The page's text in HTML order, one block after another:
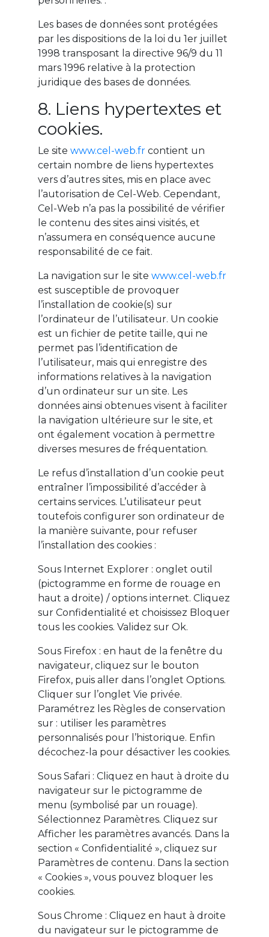
Les bases de données sont protégées
par les dispositions de la loi du 1er juillet
1998 transposant la directive 96/9 du 11
mars 1996 relative à la protection
juridique des bases de données.
8. Liens hypertextes et
cookies.
Le site www.cel-web.fr contient un
certain nombre de liens hypertextes
vers d’autres sites, mis en place avec
l’autorisation de Cel-Web. Cependant,
Cel-Web n’a pas la possibilité de vérifier
le contenu des sites ainsi visités, et
n’assumera en conséquence aucune
responsabilité de ce fait.
La navigation sur le site www.cel-web.fr
est susceptible de provoquer
l’installation de cookie(s) sur
l’ordinateur de l’utilisateur. Un cookie
est un fichier de petite taille, qui ne
permet pas l’identification de
l’utilisateur, mais qui enregistre des
informations relatives à la navigation
d’un ordinateur sur un site. Les
données ainsi obtenues visent à faciliter
la navigation ultérieure sur le site, et
ont également vocation à permettre
diverses mesures de fréquentation.
Le refus d’installation d’un cookie peut
entraîner l’impossibilité d’accéder à
certains services. L’utilisateur peut
toutefois configurer son ordinateur de
la manière suivante, pour refuser
l’installation des cookies :
Sous Internet Explorer : onglet outil
(pictogramme en forme de rouage en
haut a droite) / options internet. Cliquez
sur Confidentialité et choisissez Bloquer
tous les cookies. Validez sur Ok.
Sous Firefox : en haut de la fenêtre du
navigateur, cliquez sur le bouton
Firefox, puis aller dans l’onglet Options.
Cliquer sur l’onglet Vie privée.
Paramétrez les Règles de conservation
sur : utiliser les paramètres
personnalisés pour l’historique. Enfin
décochez-la pour désactiver les cookies.
Sous Safari : Cliquez en haut à droite du
navigateur sur le pictogramme de
menu (symbolisé par un rouage).
Sélectionnez Paramètres. Cliquez sur
Afficher les paramètres avancés. Dans la
section « Confidentialité », cliquez sur
Paramètres de contenu. Dans la section
« Cookies », vous pouvez bloquer les
cookies.
Sous Chrome : Cliquez en haut à droite
du navigateur sur le pictogramme de